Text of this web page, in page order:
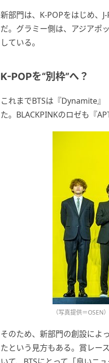
新部門は、K-POPをはじめ、
だ。グラミー側は、アジアポ
している。
K-POPを“別枠”へ？
これまでBTSは『Dynamite
た。BLACKPINKのロゼも『
（写真提供＝OSEN
そのため、新部門の創設によ
たという見方もある。賞レー